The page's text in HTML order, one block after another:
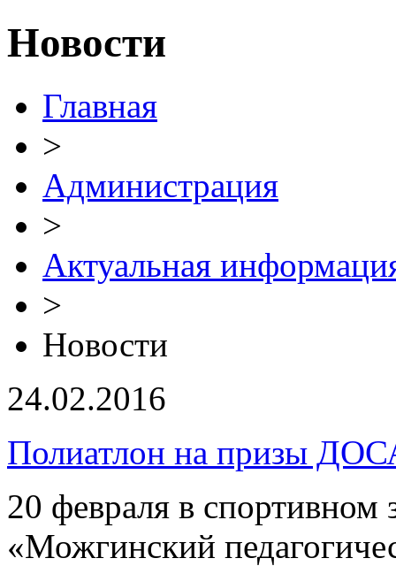
Новости
Главная
>
Администрация
>
Актуальная
>
Новости
24.02.2016
Полиатлон на призы
20 февраля в
«Можгинский